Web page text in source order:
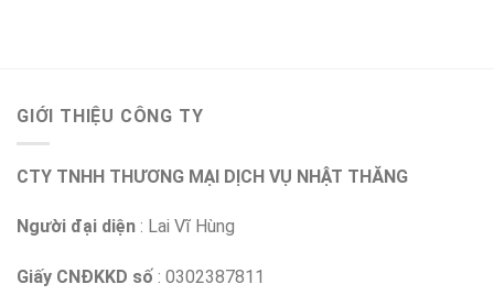
GIỚI THIỆU CÔNG TY
CTY TNHH THƯƠNG MẠI DỊCH VỤ NHẬT THĂNG
Người đại diện : Lai Vĩ Hùng
Giấy CNĐKKD số : 0302387811